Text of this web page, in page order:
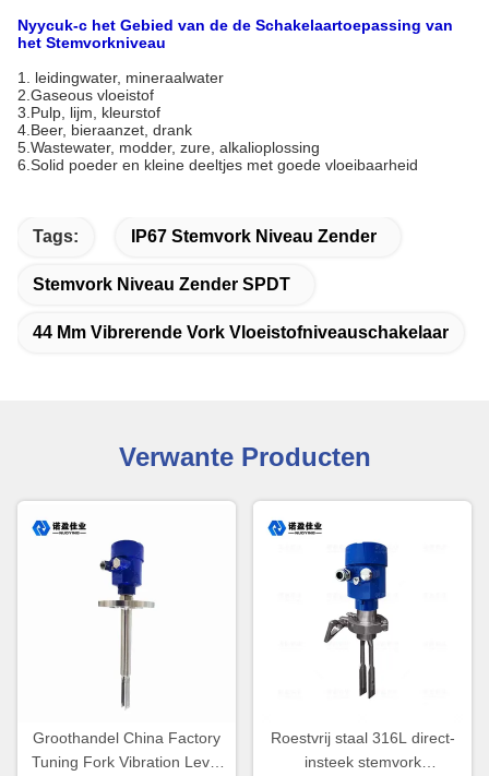
Nyycuk-c het Gebied van de de Schakelaartoepassing van
het Stemvorkniveau
1. leidingwater, mineraalwater
2.Gaseous vloeistof
3.Pulp, lijm, kleurstof
4.Beer, bieraanzet, drank
5.Wastewater, modder, zure, alkalioplossing
6.Solid poeder en kleine deeltjes met goede vloeibaarheid
Tags: IP67 Stemvork Niveau Zender
Stemvork Niveau Zender SPDT
44 Mm Vibrerende Vork Vloeistofniveauschakelaar
Verwante Producten
Groothandel China Factory
Tuning Fork Vibration Level
Roestvrij staal 316L direct-
insteek stemvork